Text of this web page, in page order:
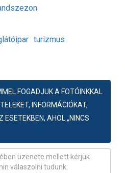
turizmus
FOGADJUK A FOTÓINKKAL
INFORMÁCIÓKAT,
ESETEKBEN, AHOL „NINCS